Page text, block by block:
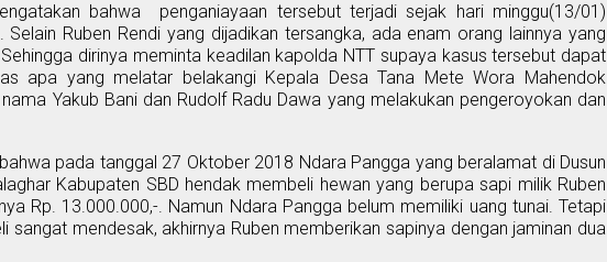
bahwa penganiayaan tersebut terjadi sejak hari minggu(13/01)
. Selain Ruben Rendi yang dijadikan tersangka, ada enam orang lainnya yang
dirinya meminta keadilan kapolda NTT supaya kasus tersebut dapat
apa yang melatar belakangi Kepala Desa Tana Mete Wora Mahendok
Yakub Bani dan Rudolf Radu Dawa yang melakukan pengeroyokan dan
pada tanggal 27 Oktober 2018 Ndara Pangga yang beralamat di Dusun
Kabupaten SBD hendak membeli hewan yang berupa sapi milik Ruben
Rp. 13.000.000,-. Namun Ndara Pangga belum memiliki uang tunai. Tetapi
sangat mendesak, akhirnya Ruben memberikan sapinya dengan jaminan dua